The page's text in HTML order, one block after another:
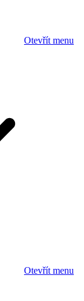
Otevřít menu
Otevřít menu